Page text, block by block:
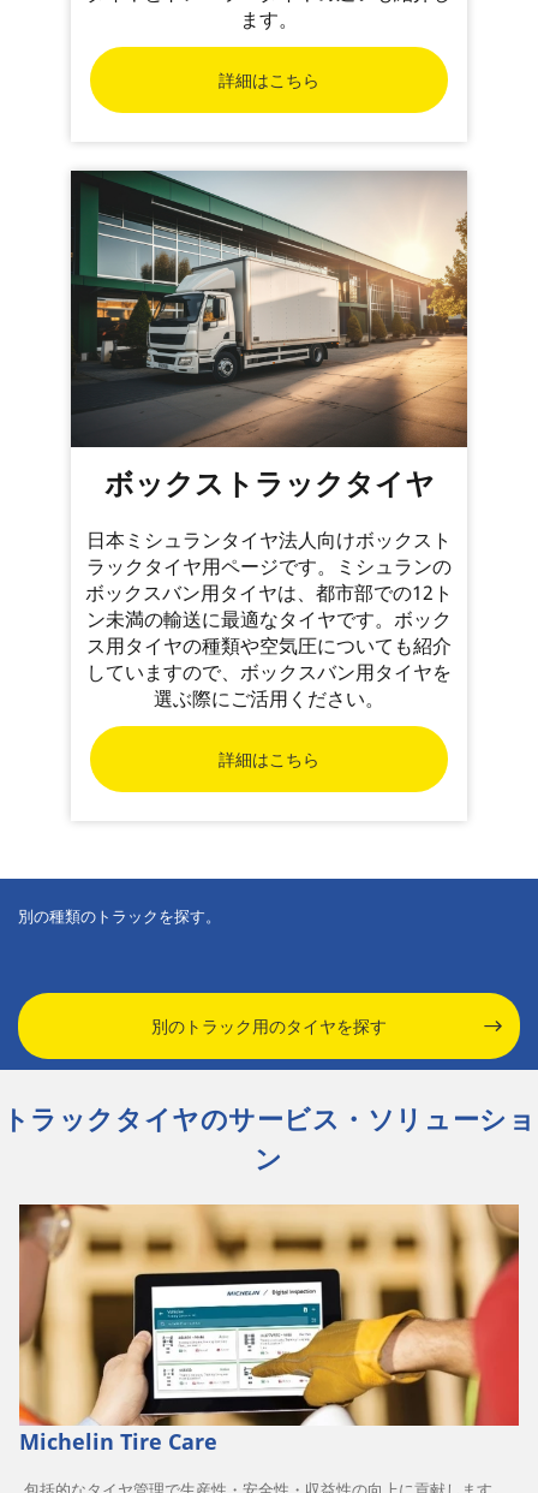
ます。
詳細はこちら
ボックストラックタイヤ
日本ミシュランタイヤ法人向けボックスト
ラックタイヤ用ページです。ミシュランの
ボックスバン用タイヤは、都市部での12ト
ン未満の輸送に最適なタイヤです。ボック
ス用タイヤの種類や空気圧についても紹介
していますので、ボックスバン用タイヤを
選ぶ際にご活用ください。
詳細はこちら
別の種類のトラックを探す。
別のトラック用のタイヤを探す
トラックタイヤのサービス・ソリューショ
ン
Michelin Tire Care